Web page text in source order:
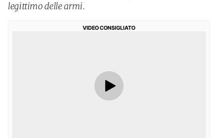
legittimo delle armi.
VIDEO CONSIGLIATO